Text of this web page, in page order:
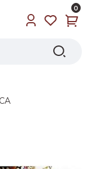
0